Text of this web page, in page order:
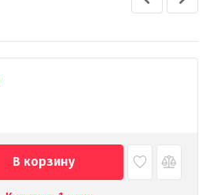
В корзину